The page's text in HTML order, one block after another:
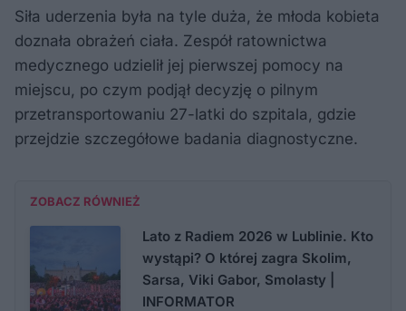
Siła uderzenia była na tyle duża, że młoda kobieta
doznała obrażeń ciała. Zespół ratownictwa
medycznego udzielił jej pierwszej pomocy na
miejscu, po czym podjął decyzję o pilnym
przetransportowaniu 27-latki do szpitala, gdzie
przejdzie szczegółowe badania diagnostyczne.
ZOBACZ RÓWNIEŻ
Lato z Radiem 2026 w Lublinie. Kto
wystąpi? O której zagra Skolim,
Sarsa, Viki Gabor, Smolasty |
INFORMATOR